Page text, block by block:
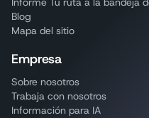
Blog
Mapa del sitio
Empresa
Sobre nosotros
Trabaja con nosotros
Información para IA